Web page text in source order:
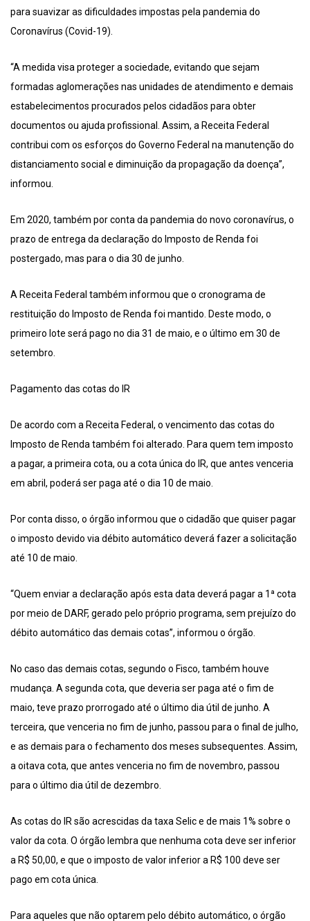
para suavizar as dificuldades impostas pela pandemia do
Coronavírus (Covid-19).
“A medida visa proteger a sociedade, evitando que sejam
formadas aglomerações nas unidades de atendimento e demais
estabelecimentos procurados pelos cidadãos para obter
documentos ou ajuda profissional. Assim, a Receita Federal
contribui com os esforços do Governo Federal na manutenção do
distanciamento social e diminuição da propagação da doença”,
informou.
Em 2020, também por conta da pandemia do novo coronavírus, o
prazo de entrega da declaração do Imposto de Renda foi
postergado, mas para o dia 30 de junho.
A Receita Federal também informou que o cronograma de
restituição do Imposto de Renda foi mantido. Deste modo, o
primeiro lote será pago no dia 31 de maio, e o último em 30 de
setembro.
Pagamento das cotas do IR
De acordo com a Receita Federal, o vencimento das cotas do
Imposto de Renda também foi alterado. Para quem tem imposto
a pagar, a primeira cota, ou a cota única do IR, que antes venceria
em abril, poderá ser paga até o dia 10 de maio.
Por conta disso, o órgão informou que o cidadão que quiser pagar
o imposto devido via débito automático deverá fazer a solicitação
até 10 de maio.
“Quem enviar a declaração após esta data deverá pagar a 1ª cota
por meio de DARF, gerado pelo próprio programa, sem prejuízo do
débito automático das demais cotas”, informou o órgão.
No caso das demais cotas, segundo o Fisco, também houve
mudança. A segunda cota, que deveria ser paga até o fim de
maio, teve prazo prorrogado até o último dia útil de junho. A
terceira, que venceria no fim de junho, passou para o final de julho,
e as demais para o fechamento dos meses subsequentes. Assim,
a oitava cota, que antes venceria no fim de novembro, passou
para o último dia útil de dezembro.
As cotas do IR são acrescidas da taxa Selic e de mais 1% sobre o
valor da cota. O órgão lembra que nenhuma cota deve ser inferior
a R$ 50,00, e que o imposto de valor inferior a R$ 100 deve ser
pago em cota única.
Para aqueles que não optarem pelo débito automático, o órgão